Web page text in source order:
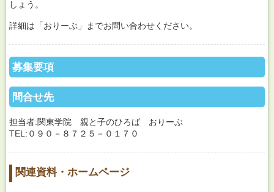
しょう。
詳細は「おりーぶ」までお問い合わせください。
募集要項
問合せ先
担当者:関東学院 親と子のひろば おりーぶ
TEL:０９０－８７２５－０１７０
関連資料・ホームページ